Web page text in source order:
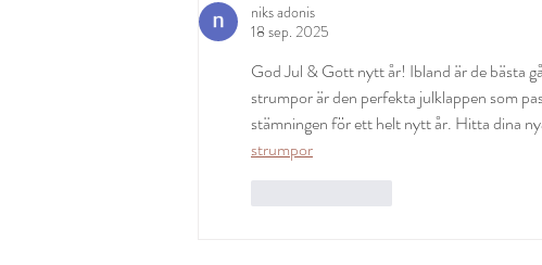
niks adonis
18 sep. 2025
God Jul & Gott nytt år! Ibland är de bästa
strumpor är den perfekta julklappen som
stämningen för ett helt nytt år. Hitta dina
strumpor